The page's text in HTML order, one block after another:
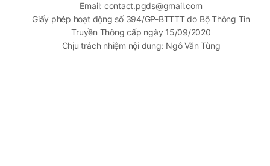
Email: contact.pgds@gmail.com
Giấy phép hoạt động số 394/GP-BTTTT do Bộ Thông Tin
Truyền Thông cấp ngày 15/09/2020
Chịu trách nhiệm nội dung: Ngô Văn Tùng